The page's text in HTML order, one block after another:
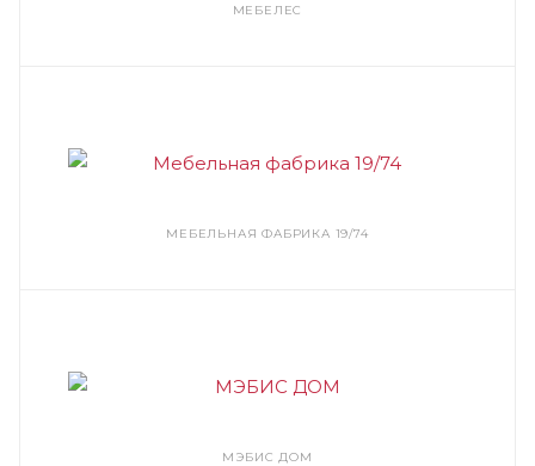
МЕБЕЛЕС
МЕБЕЛЬНАЯ ФАБРИКА 19/74
МЭБИС ДОМ